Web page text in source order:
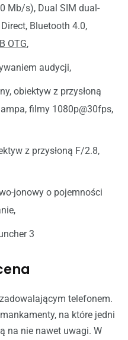
Mb/s), Dual SIM dual-
Bluetooth 4.0,
OTG,
audycji,
obiektyw z przysłoną
filmy 1080p@30fps,
z przysłoną F/2.8,
jonowy o pojemności
3
telefonem.
na które jedni
na nie nawet uwagi. W